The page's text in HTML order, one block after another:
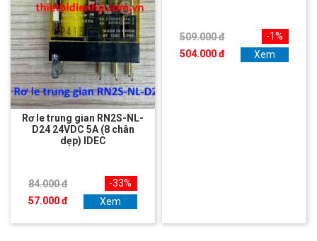
Rơ le trung gian RN2S-NL-
D24 24VDC 5A (8 chân
dẹp) IDEC
84.000 đ
57.000 đ
-33%
Xem
509.000 đ
504.000 đ
-1%
Xem